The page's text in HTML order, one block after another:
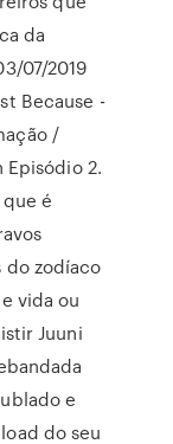
da
07/2019
Because -
/
Episódio 2.
é
do zodíaco
vida ou
Juuni
e
do seu